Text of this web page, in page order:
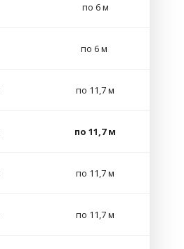
по 6 м
по 6 м
по 11,7 м
по 11,7 м
по 11,7 м
по 11,7 м